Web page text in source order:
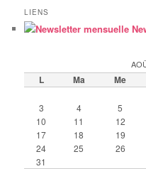
LIENS
L Ma Me
3
4 5
10
11 12
17
18 19
24
25 26
31